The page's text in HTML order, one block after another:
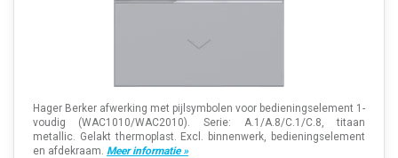
Hager Berker afwerking met pijlsymbolen voor bedieningselement 1-
voudig (WAC1010/WAC2010). Serie: A.1/A.8/C.1/C.8, titaan
metallic. Gelakt thermoplast. Excl. binnenwerk, bedieningselement
en afdekraam. Meer informatie »